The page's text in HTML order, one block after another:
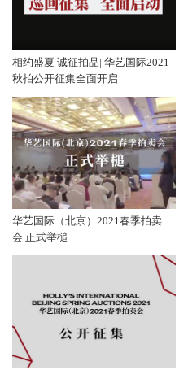
相约盛夏 诚征拍品| 华艺国际2021
秋拍公开征集全面开启
华艺国际（北京）2021春季拍卖
会 正式举槌